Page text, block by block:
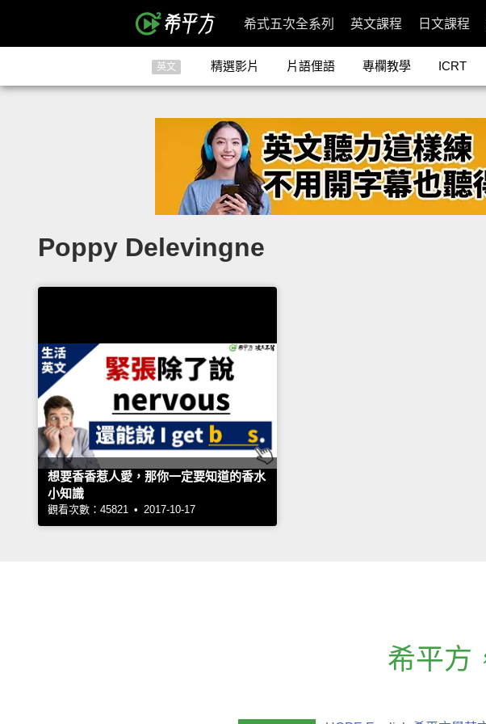
希式五次全系列 英文課程 日文課程
英文 精選影片 片語俚語 專欄教學 ICRT
Poppy Delevingne
想要香香惹人愛，那你一定要知道的香水
小知識
觀看次數：45821 • 2017-10-17
希平方